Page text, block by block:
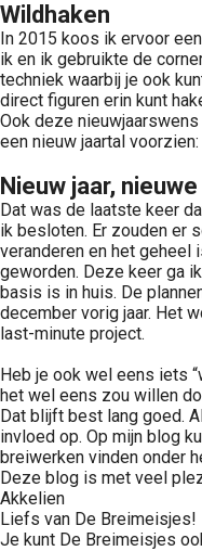
Wildhaken
In 2015 koos ik ervoor
ik en ik gebruikte de
techniek waarbij je ook
direct figuren erin kunt
Ook deze
een nieuw jaartal voorzien:
Nieuw jaar,
Dat was de laatste keer
ik besloten. Er zouden er
veranderen en het
geworden. Deze keer ga
basis is in huis. De
december vorig jaar. Het
last-minute project.
Heb je ook wel eens iets
het wel eens zou willen
Dat blijft best lang goed.
invloed op. Op mijn blog
breiwerken vinden onder
Deze blog is met veel
Akkelien
Liefs van De Breimeisjes!
Je kunt De Breimeisjes